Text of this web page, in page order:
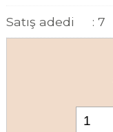
Satış adedi : 7